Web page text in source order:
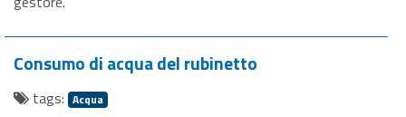
Consumo di acqua del rubinetto
tags: Acqua